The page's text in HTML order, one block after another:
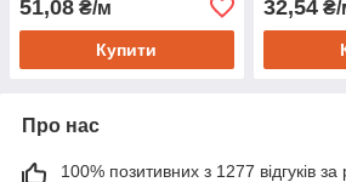
51,08 ₴/м
Купити
32,54₴/
Про нас
100% позитивних з 1277 відгуків за